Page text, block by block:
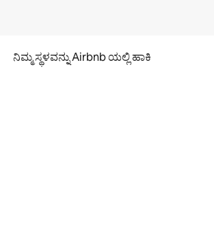
ನಿಮ್ಮ ಸ್ಥಳವನ್ನು Airbnb ಯಲ್ಲಿ ಹಾಕಿ